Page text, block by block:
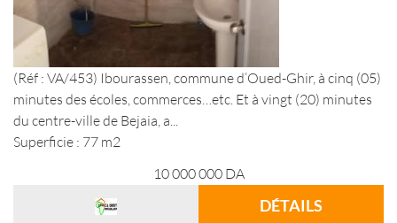
(Réf : VA/453) Ibourassen, commune d’Oued-Ghir, à cinq (05)
minutes des écoles, commerces…etc. Et à vingt (20) minutes
du centre-ville de Bejaia, a...
Superficie : 77 m2
10 000 000 DA
DÉTAILS